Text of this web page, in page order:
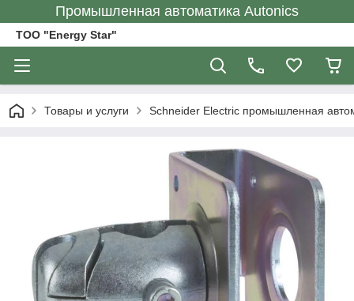
Промышленная автоматика Autonics
ТОО "Energy Star"
Товары и услуги Schneider Electric промышленная